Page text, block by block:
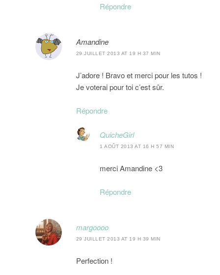
Répondre
Amandine
29 JUILLET 2013 AT 19 H 37 MIN
J’adore ! Bravo et merci pour les tutos !
Je voterai pour toi c’est sûr.
Répondre
QuicheGirl
1 AOÛT 2013 AT 16 H 57 MIN
merci Amandine <3
Répondre
margoooo
29 JUILLET 2013 AT 19 H 39 MIN
Perfection !